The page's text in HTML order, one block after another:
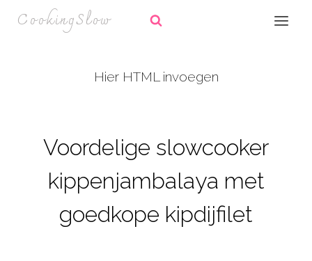
Doorgaan
CookingSlow
Hier HTML invoegen
Voordelige slowcooker
kippenjambalaya met
goedkope kipdijfilet